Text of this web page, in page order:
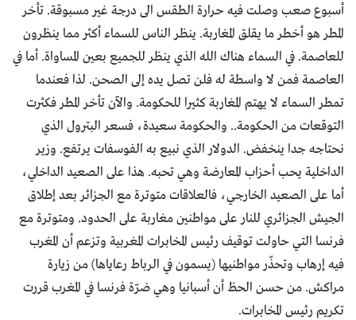
أسبوع صعب وصلت فيه حرارة الطقس الى درجة غير مسبوقة. تأخر
المطر هو أخطر ما يقلق المغاربة. ينظر الناس للسماء أكثر مما ينظرون
للعاصمة. في السماء هناك الله الذي ينظر للجميع بعين المساواة. أما في
العاصمة فمن لا واسطة له فلن تصل يده إلى الصحن. لذا فعندما
تمطر السماء لا يهتم المغاربة كثيرا للحكومة. والآن تأخر المطر فكثرت
التوقعات من الحكومة.. والحكومة سعيدة، فسعر البترول الذي
نحتاجه جدا ينخفض. الدولار الذي نبيع به الفوسفات يرتفع. وزير
الداخلية يحب أحزاب المعارضة وهي تحبه. هذا على الصعيد الداخلي،
أما على الصعيد الخارجي، فالعلاقات متوترة مع الجزائر بعد إطلاق
الجيش الجزائري للنار على مواطنين مغاربة على الحدود. ومتوترة مع
فرنسا التي حاولت توقيف رئيس المخابرات المغربية وتزعم أن المغرب
فيه إرهاب وتحذّر مواطنيها (يسمون في الرباط رعاياها) من زيارة
مراكش. من حسن الحظ أن أسبانيا وهي ضرّة فرنسا في المغرب قررت
تكريم رئيس المخابرات.